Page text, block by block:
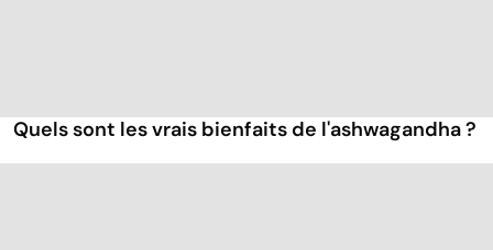
Quels sont les vrais bienfaits de l'ashwagandha ?